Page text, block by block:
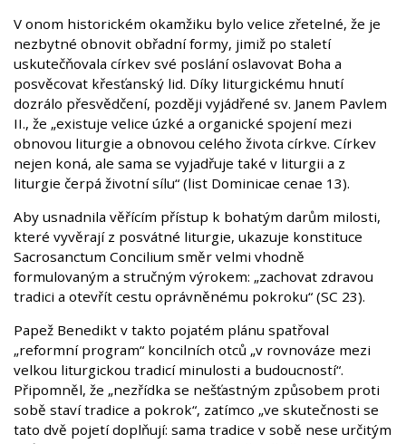
V onom historickém okamžiku bylo velice zřetelné, že je
nezbytné obnovit obřadní formy, jimiž po staletí
uskutečňovala církev své poslání oslavovat Boha a
posvěcovat křesťanský lid. Díky liturgickému hnutí
dozrálo přesvědčení, později vyjádřené sv. Janem Pavlem
II., že „existuje velice úzké a organické spojení mezi
obnovou liturgie a obnovou celého života církve. Církev
nejen koná, ale sama se vyjadřuje také v liturgii a z
liturgie čerpá životní sílu“ (list Dominicae cenae 13).
Aby usnadnila věřícím přístup k bohatým darům milosti,
které vyvěrají z posvátné liturgie, ukazuje konstituce
Sacrosanctum Concilium směr velmi vhodně
formulovaným a stručným výrokem: „zachovat zdravou
tradici a otevřít cestu oprávněnému pokroku“ (SC 23).
Papež Benedikt v takto pojatém plánu spatřoval
„reformní program“ koncilních otců „v rovnováze mezi
velkou liturgickou tradicí minulosti a budoucností“.
Připomněl, že „nezřídka se nešťastným způsobem proti
sobě staví tradice a pokrok“, zatímco „ve skutečnosti se
tato dvě pojetí doplňují: sama tradice v sobě nese určitým